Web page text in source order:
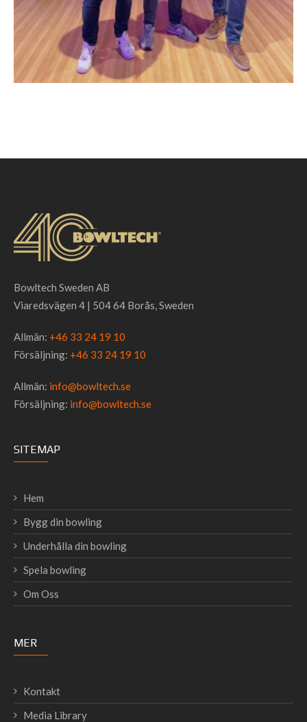
Bowltech Sweden AB
Viaredsvägen 4 | 504 64 Borås, Sweden
Allmän: +46 33 24 19 10
Försäljning: +46 33 24 19 10
Allmän: info@bowltech.se
Försäljning: info@bowltech.se
SITEMAP
Hem
Bygg din bowling
Underhålla din bowling
Spela bowling
Om Oss
MER
Kontakt
Media Library